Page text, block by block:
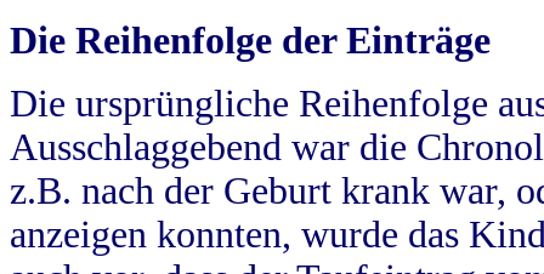
Die Reihenfolge der Einträge
Die ursprüngliche Reihenfolge
Ausschlaggebend war die
z.B. nach der Geburt krank war,
anzeigen konnten, wurde das